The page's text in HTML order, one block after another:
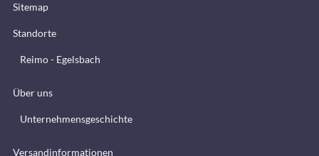
Sitemap
Standorte
Reimo - Egelsbach
Über uns
Unternehmensgeschichte
Versandinformationen